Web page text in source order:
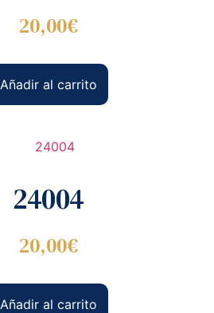
20,00€
Añadir al carrito
24004
20,00€
Añadir al carrito